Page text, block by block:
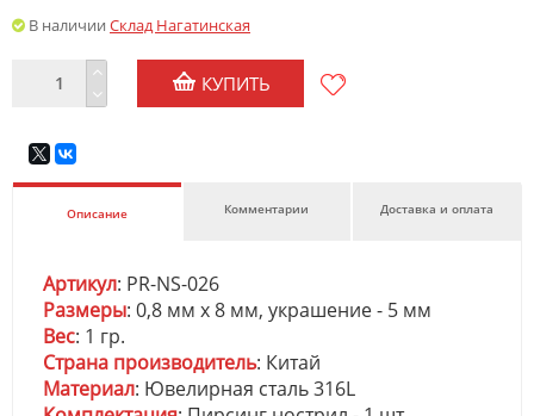
В наличии Склад Нагатинская
КУПИТЬ
Описание Комментарии Доставка и оплата
Артикул: PR-NS-026
Размеры: 0,8 мм x 8 мм, украшение - 5 мм
Вес: 1 гр.
Страна производитель: Китай
Материал: Ювелирная сталь 316L